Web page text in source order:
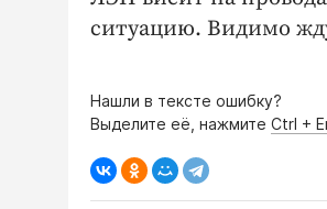
ситуацию. Видимо
Нашли в тексте ошибку?
Выделите её, нажмите Ctrl +